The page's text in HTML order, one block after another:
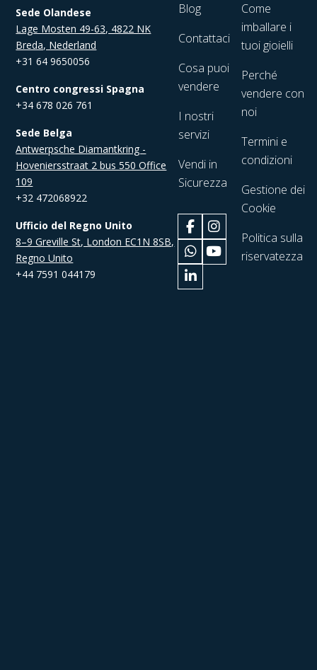
Sede Olandese
Lage Mosten 49-63, 4822 NK
Breda, Nederland
+31 64 9650056
Centro congressi Spagna
+34 678 026 761
Sede Belga
Antwerpsche Diamantkring -
Hoveniersstraat 2 bus 550 Office
109
+32 472068922
Ufficio del Regno Unito
8–9 Greville St, London EC1N 8SB,
Regno Unito
+44 7591 044179
Blog
Contattaci
Cosa puoi
vendere
I nostri
servizi
Vendi in
Sicurezza
Come
imballare i
tuoi gioielli
Perché
vendere con
noi
Termini e
condizioni
Gestione dei
Cookie
Politica sulla
riservatezza